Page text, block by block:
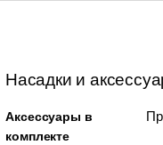
Насадки и
Аксессуары в
комплекте